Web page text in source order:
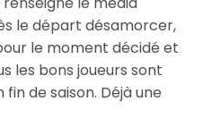
le départ désamorcer,
le moment décidé et
les bons joueurs sont
de saison. Déjà une